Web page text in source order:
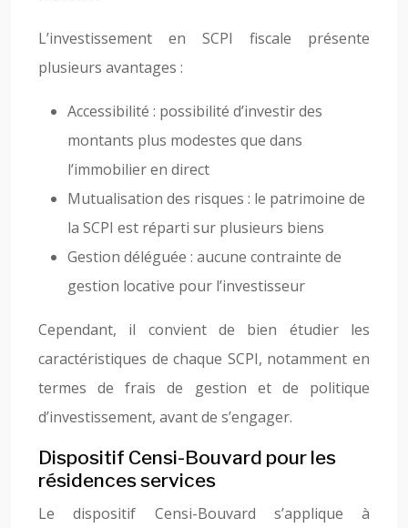
L’investissement en SCPI fiscale présente
plusieurs avantages :
Accessibilité : possibilité d’investir des
montants plus modestes que dans
l’immobilier en direct
Mutualisation des risques : le patrimoine de
la SCPI est réparti sur plusieurs biens
Gestion déléguée : aucune contrainte de
gestion locative pour l’investisseur
Cependant, il convient de bien étudier les
caractéristiques de chaque SCPI, notamment en
termes de frais de gestion et de politique
d’investissement, avant de s’engager.
Dispositif Censi-Bouvard pour les
résidences services
Le dispositif Censi-Bouvard s’applique à